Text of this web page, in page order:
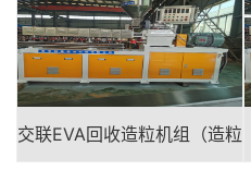
交联EVA回收造粒机组（造粒